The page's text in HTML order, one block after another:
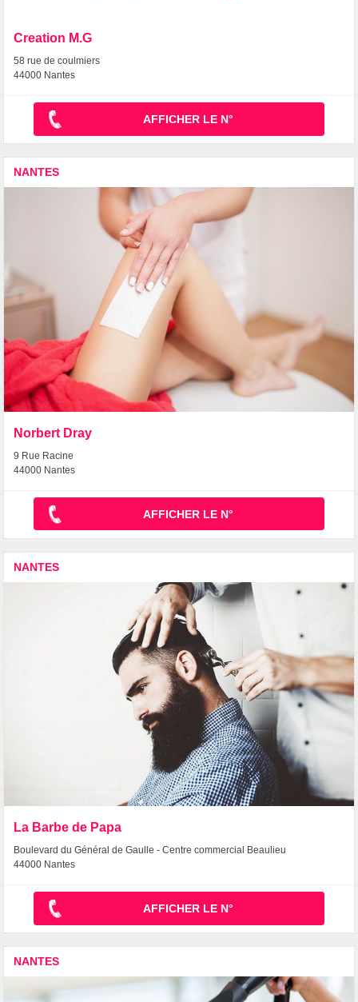
Creation M.G
58 rue de coulmiers
44000 Nantes
AFFICHER LE N°
NANTES
Norbert Dray
9 Rue Racine
44000 Nantes
AFFICHER LE N°
NANTES
La Barbe de Papa
Boulevard du Général de Gaulle - Centre commercial Beaulieu
44000 Nantes
AFFICHER LE N°
NANTES